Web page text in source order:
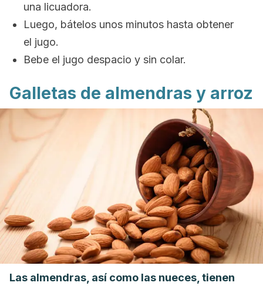
una licuadora.
Luego, bátelos unos minutos hasta obtener
el jugo.
Bebe el jugo despacio y sin colar.
Galletas de almendras y arroz
Las almendras, así como las nueces, tienen